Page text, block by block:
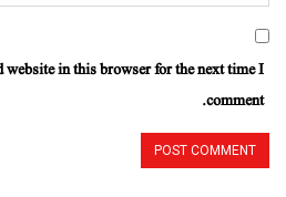
website in this browser for the next time I
comment.